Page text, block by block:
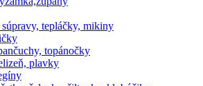
tepláčky, mikiny
topánočky
plavky